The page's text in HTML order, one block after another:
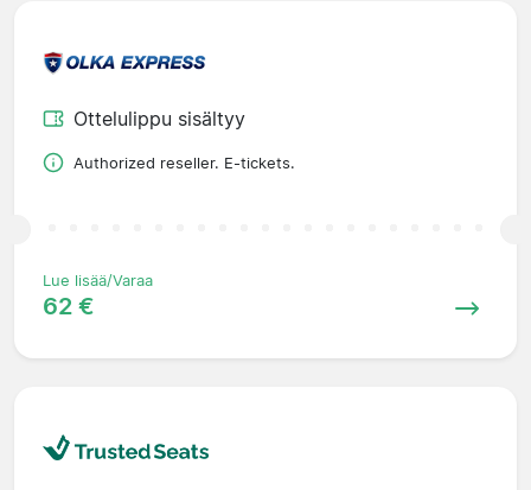
Ottelulippu sisältyy
Authorized reseller. E-tickets.
Lue lisää/Varaa
62 €